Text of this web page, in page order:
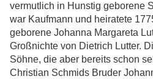
vermutlich in Hunstig geborene
war Kaufmann und heiratete
geborene Johanna Margareta
Großnichte von Dietrich Lutter.
Söhne, die aber bereits schon
Christian Schmids Bruder